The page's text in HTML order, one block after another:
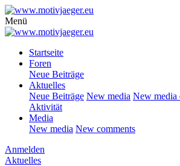
Menü
Startseite
Foren
Neue Beiträge
Aktuelles
Neue Beiträge New media New media
Aktivität
Media
New media New comments
Anmelden
Aktuelles